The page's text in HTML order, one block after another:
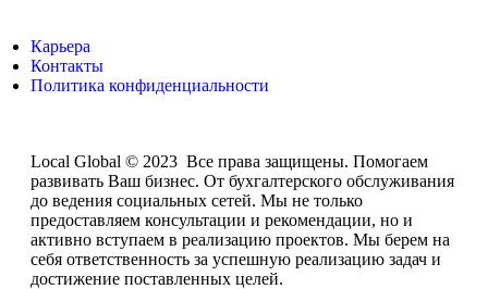
Карьера
Контакты
Политика конфиденциальности
Local Global © 2023 Все права защищены. Помогаем
развивать Ваш бизнес. От бухгалтерского обслуживания
до ведения социальных сетей. Мы не только
предоставляем консультации и рекомендации, но и
активно вступаем в реализацию проектов. Мы берем на
себя ответственность за успешную реализацию задач и
достижение поставленных целей.